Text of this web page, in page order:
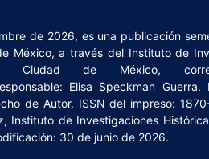
de 2026, es una publicación
México, a través del Instituto de
Ciudad de México,
Elisa Speckman
de Autor. ISSN del impreso:
Instituto de Investigaciones
30 de junio de 2026.